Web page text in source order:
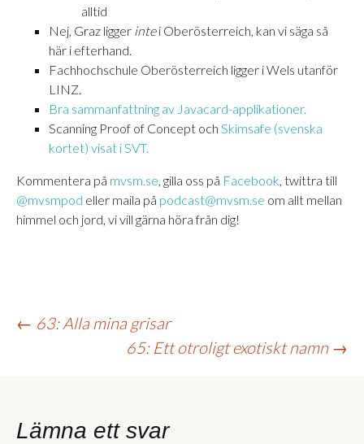
alltid
Nej, Graz ligger intei Oberösterreich, kan vi säga så
här i efterhand.
Fachhochschule Oberösterreich ligger i Wels utanför
LINZ.
Bra sammanfattning av Javacard-applikationer.
Scanning Proof of Concept och Skimsafe (svenska
kortet) visat i SVT.
Kommentera på mvsm.se, gilla oss på Facebook, twittra till
@mvsmpod eller maila på podcast@mvsm.se om allt mellan
himmel och jord, vi vill gärna höra från dig!
Inläggsnavigering
← 63: Alla mina grisar
65: Ett otroligt exotiskt namn →
Lämna ett svar